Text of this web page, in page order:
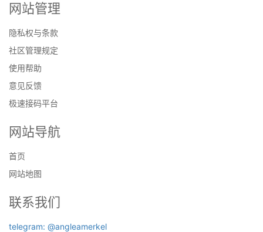
网站管理
隐私权与条款
社区管理规定
使用帮助
意见反馈
极速接码平台
网站导航
首页
网站地图
联系我们
telegram: @angleamerkel